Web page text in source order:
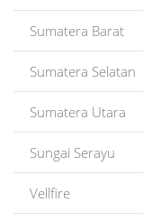
Sumatera Barat
Sumatera Selatan
Sumatera Utara
Sungai Serayu
Vellfire